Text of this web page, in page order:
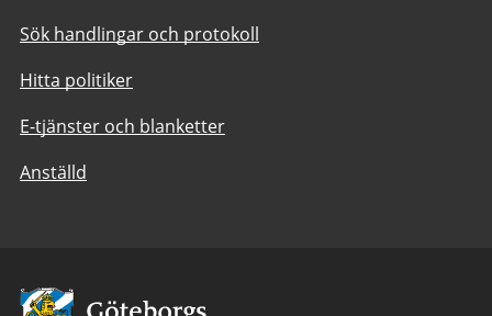
Sök handlingar och protokoll
Hitta politiker
E-tjänster och blanketter
Anställd
Avsändare: